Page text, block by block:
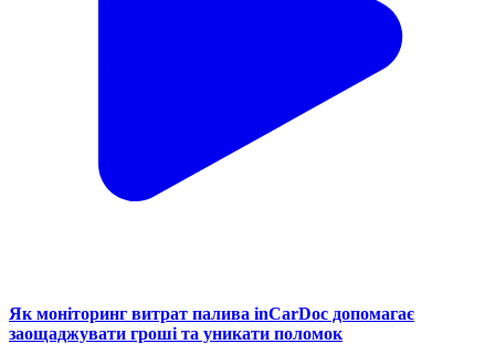
Як моніторинг витрат палива inCarDoc допомагає
заощаджувати гроші та уникати поломок